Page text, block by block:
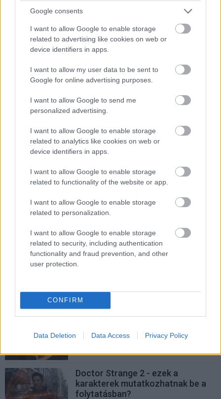
Google consents
I want to allow Google to enable storage
related to advertising like cookies on web or
device identifiers in apps.
I want to allow my user data to be sent to
Google for online advertising purposes.
I want to allow Google to send me
personalized advertising.
I want to allow Google to enable storage
related to analytics like cookies on web or
device identifiers in apps.
I want to allow Google to enable storage
related to functionality of the website or app.
I want to allow Google to enable storage
related to personalization.
I want to allow Google to enable storage
related to security, including authentication
functionality and fraud prevention, and other
user protection.
CONFIRM
Data Deletion Data Access Privacy Policy
Hír
Doctor Strange már a
WandaVision sorozatban is
feltűnhet
Szinkronos előzetest kapott Sam
Hír| 2019.11.05 10:00
Borzongató előzetest kapott a
Sherlock írói által készült Dracula
sorozat
1917 - lélegzetelállító lesz a
filmje
Hír| 2019.10.01 12:00
Újabb előzetesen a The Current
War, idén már tényleg láthatjuk a
feltalálók harcát
Hír
elkezdődhet a forgatás?
Hír| 2019.06.07 08:00
Bosszúállók: Végjáték - így jutnak
ki a hősök egy szabadulószobából
Doctor Strange 2 - ezek a
karakterek mutatkozhatnak be a
folytatásban?